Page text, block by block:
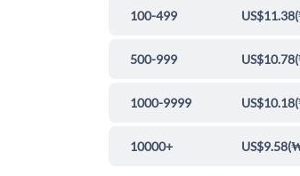
100-499 US$11.38(
500-999 US$10.78(
1000-9999 US$10.18(
10000+ US$9.58(